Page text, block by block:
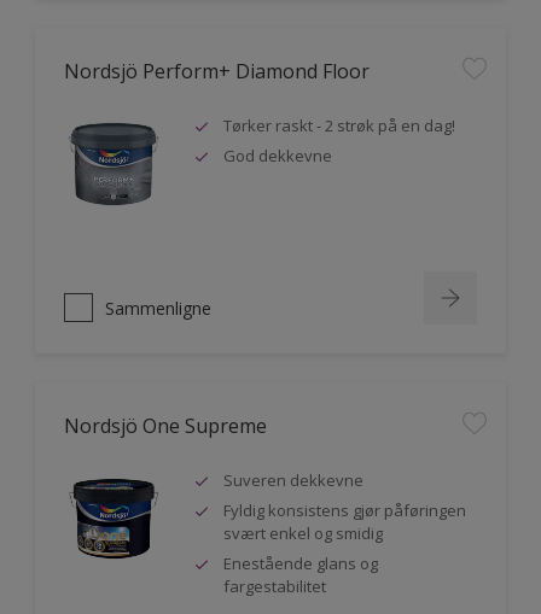
Nordsjö Perform+ Diamond Floor
Tørker raskt - 2 strøk på en dag!
God dekkevne
Sammenligne
Nordsjö One Supreme
Suveren dekkevne
Fyldig konsistens gjør påføringen
svært enkel og smidig
Enestående glans og
fargestabilitet